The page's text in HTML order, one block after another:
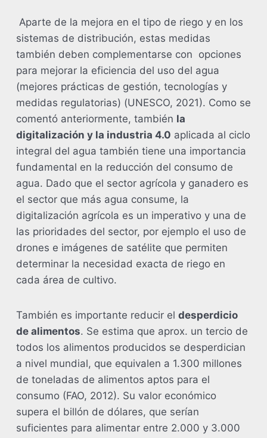
Aparte de la mejora en el tipo de riego y en los
sistemas de distribución, estas medidas
también deben complementarse con opciones
para mejorar la eficiencia del uso del agua
(mejores prácticas de gestión, tecnologías y
medidas regulatorias) (UNESCO, 2021). Como se
comentó anteriormente, también la
digitalización y la industria 4.0 aplicada al ciclo
integral del agua también tiene una importancia
fundamental en la reducción del consumo de
agua. Dado que el sector agrícola y ganadero es
el sector que más agua consume, la
digitalización agrícola es un imperativo y una de
las prioridades del sector, por ejemplo el uso de
drones e imágenes de satélite que permiten
determinar la necesidad exacta de riego en
cada área de cultivo.
También es importante reducir el desperdicio
de alimentos. Se estima que aprox. un tercio de
todos los alimentos producidos se desperdician
a nivel mundial, que equivalen a 1.300 millones
de toneladas de alimentos aptos para el
consumo (FAO, 2012). Su valor económico
supera el billón de dólares, que serían
suficientes para alimentar entre 2.000 y 3.000